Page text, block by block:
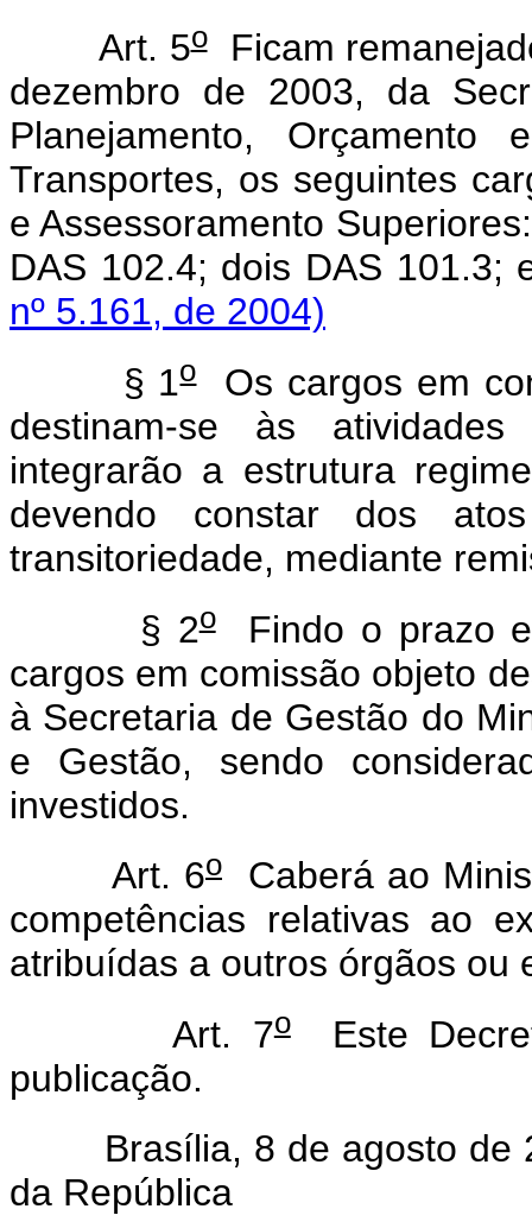
Art. 5oFicam
dezembro de 2003, da
Planejamento,
Transportes, os seguintes
e Assessoramento
DAS 102.4; dois DAS
nº 5.161, de 2004)
§ 1oOs cargos em
destinam-se às
integrarão a estrutura
devendo constar dos
transitoriedade, mediante
§ 2oFindo o prazo
cargos em comissão objeto
à Secretaria de Gestão do
e Gestão, sendo
investidos.
Art. 6o Caberá ao
competências relativas ao
atribuídas a outros órgãos ou
Art. 7oEste
publicação.
Brasília, 8 de agosto de
da República